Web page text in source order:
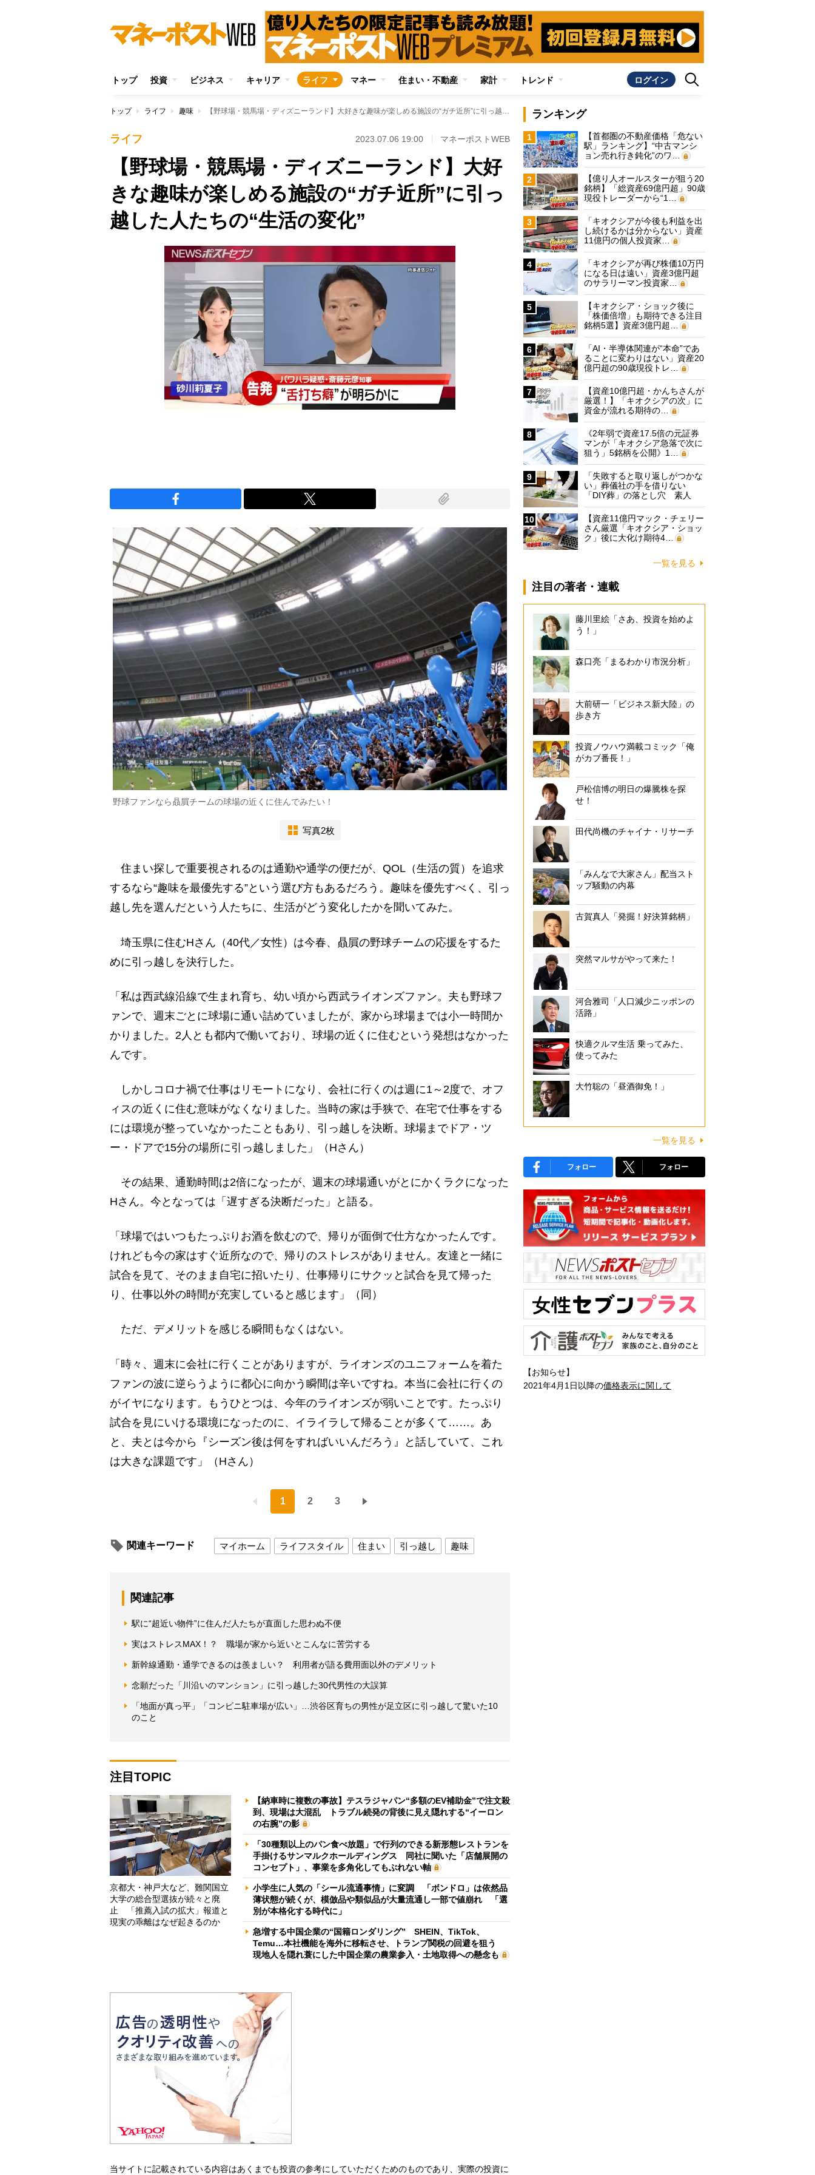
トップ 投資 ビジネス キャリア ライフ マネー 住まい・不動産 家計 トレンド ログイン
トップ ライフ 趣味 【野球場・競馬場・ディズニーランド】大好きな趣味が楽しめる施設の“ガチ近所”に引っ越した人たちの“生活の変化”
ライフ 2023.07.06 19:00 マネーポストWEB
【野球場・競馬場・ディズニーランド】大好
きな趣味が楽しめる施設の“ガチ近所”に引っ
越した人たちの“生活の変化”
野球ファンなら贔屓チームの球場の近くに住んでみたい！
写真2枚
住まい探しで重要視されるのは通勤や通学の便だが、QOL（生活の質）を追求
するなら“趣味を最優先する”という選び方もあるだろう。趣味を優先すべく、引っ
越し先を選んだという人たちに、生活がどう変化したかを聞いてみた。
埼玉県に住むHさん（40代／女性）は今春、贔屓の野球チームの応援をするた
めに引っ越しを決行した。
「私は西武線沿線で生まれ育ち、幼い頃から西武ライオンズファン。夫も野球フ
ァンで、週末ごとに球場に通い詰めていましたが、家から球場までは小一時間か
かりました。2人とも都内で働いており、球場の近くに住むという発想はなかった
んです。
しかしコロナ禍で仕事はリモートになり、会社に行くのは週に1～2度で、オフ
ィスの近くに住む意味がなくなりました。当時の家は手狭で、在宅で仕事をする
には環境が整っていなかったこともあり、引っ越しを決断。球場までドア・ツ
ー・ドアで15分の場所に引っ越しました」（Hさん）
その結果、通勤時間は2倍になったが、週末の球場通いがとにかくラクになった
Hさん。今となっては「遅すぎる決断だった」と語る。
「球場ではいつもたっぷりお酒を飲むので、帰りが面倒で仕方なかったんです。
けれども今の家はすぐ近所なので、帰りのストレスがありません。友達と一緒に
試合を見て、そのまま自宅に招いたり、仕事帰りにサクッと試合を見て帰った
り、仕事以外の時間が充実していると感じます」（同）
ただ、デメリットを感じる瞬間もなくはない。
「時々、週末に会社に行くことがありますが、ライオンズのユニフォームを着た
ファンの波に逆らうように都心に向かう瞬間は辛いですね。本当に会社に行くの
がイヤになります。もうひとつは、今年のライオンズが弱いことです。たっぷり
試合を見にいける環境になったのに、イライラして帰ることが多くて……。あ
と、夫とは今から『シーズン後は何をすればいいんだろう』と話していて、これ
は大きな課題です」（Hさん）
1 2 3
関連キーワード マイホーム ライフスタイル 住まい 引っ越し 趣味
関連記事
駅に“超近い物件”に住んだ人たちが直面した思わぬ不便
実はストレスMAX！？ 職場が家から近いとこんなに苦労する
新幹線通勤・通学できるのは羨ましい？ 利用者が語る費用面以外のデメリット
念願だった「川沿いのマンション」に引っ越した30代男性の大誤算
「地面が真っ平」「コンビニ駐車場が広い」…渋谷区育ちの男性が足立区に引っ越して驚いた10
のこと
注目TOPIC
京都大・神戸大など、難関国立
大学の総合型選抜が続々と廃
止 「推薦入試の拡大」報道と
現実の乖離はなぜ起きるのか
【納車時に複数の事故】テスラジャパン“多額のEV補助金”で注文殺
到、現場は大混乱 トラブル続発の背後に見え隠れする“イーロン
の右腕”の影
「30種類以上のパン食べ放題」で行列のできる新形態レストランを
手掛けるサンマルクホールディングス 同社に聞いた「店舗展開の
コンセプト」、事業を多角化してもぶれない軸
小学生に人気の「シール流通事情」に変調 「ボンドロ」は依然品
薄状態が続くが、模倣品や類似品が大量流通し一部で値崩れ 「選
別が本格化する時代に」
急増する中国企業の“国籍ロンダリング” SHEIN、TikTok、
Temu…本社機能を海外に移転させ、トランプ関税の回避を狙う
現地人を隠れ蓑にした中国企業の農業参入・土地取得への懸念も
当サイトに記載されている内容はあくまでも投資の参考にしていただくためのものであり、実際の投資に
ランキング
1
【首都圏の不動産価格「危ない
駅」ランキング】“中古マンシ
ョン売れ行き鈍化”のワ…
2
【億り人オールスターが狙う20
銘柄】「総資産69億円超」90歳
現役トレーダーから“1…
3
「キオクシアが今後も利益を出
し続けるかは分からない」資産
11億円の個人投資家…
4
「キオクシアが再び株価10万円
になる日は遠い」資産3億円超
のサラリーマン投資家…
5
【キオクシア・ショック後に
「株価倍増」も期待できる注目
銘柄5選】資産3億円超…
6
「AI・半導体関連が“本命”であ
ることに変わりはない」資産20
億円超の90歳現役トレ…
7
【資産10億円超・かんちさんが
厳選！】「キオクシアの次」に
資金が流れる期待の…
8
《2年弱で資産17.5倍の元証券
マンが「キオクシア急落で次に
狙う」5銘柄を公開》1…
9
「失敗すると取り返しがつかな
い」葬儀社の手を借りない
「DIY葬」の落とし穴 素人
に…
10
【資産11億円マック・チェリー
さん厳選「キオクシア・ショッ
ク」後に大化け期待4…
一覧を見る
注目の著者・連載
藤川里絵「さあ、投資を始めよ
う！」
森口亮「まるわかり市況分析」
大前研一「ビジネス新大陸」の
歩き方
投資ノウハウ満載コミック「俺
がカブ番長！」
戸松信博の明日の爆騰株を探
せ！
田代尚機のチャイナ・リサーチ
「みんなで大家さん」配当スト
ップ騒動の内幕
古賀真人「発掘！好決算銘柄」
突然マルサがやって来た！
河合雅司「人口減少ニッポンの
活路」
快適クルマ生活 乗ってみた、
使ってみた
大竹聡の「昼酒御免！」
一覧を見る
フォロー フォロー
【お知らせ】
2021年4月1日以降の価格表示に関して